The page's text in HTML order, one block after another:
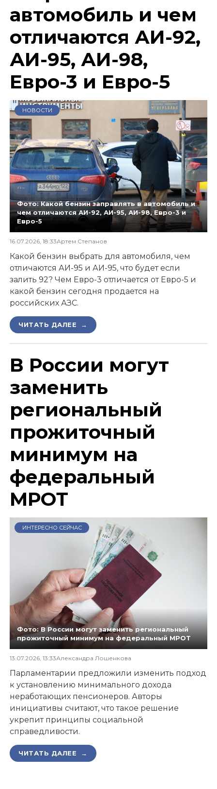
автомобиль и чем
отличаются АИ-92,
АИ-95, АИ-98,
Евро-3 и Евро-5
НОВОСТИ
Фото: Какой бензин заправлять в автомобиль и
чем отличаются АИ-92, АИ-95, АИ-98, Евро-3 и
Евро-5
16.07.2026, 18:33Артем Степанов
Какой бензин выбрать для автомобиля, чем
отличаются АИ-95 и АИ-95, что будет если
залить 92? Чем Евро-3 отличается от Евро-5 и
какой бензин сегодня продается на
российских АЗС.
ЧИТАТЬ ДАЛЕЕ →
В России могут
заменить
региональный
прожиточный
минимум на
федеральный
МРОТ
ИНТЕРЕСНО СЕЙЧАС
Фото: В России могут заменить региональный
прожиточный минимум на федеральный МРОТ
13.07.2026, 13:33Александра Лошенкова
Парламентарии предложили изменить подход
к установлению минимального дохода
неработающих пенсионеров. Авторы
инициативы считают, что такое решение
укрепит принципы социальной
справедливости.
ЧИТАТЬ ДАЛЕЕ →